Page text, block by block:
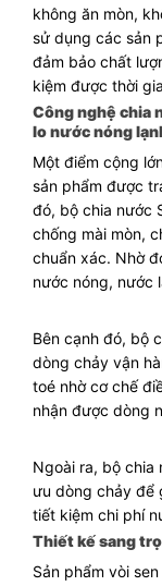
không ăn mòn,
sử dụng các sản
đảm bảo chất
kiệm được thời
Công nghệ chia
lo nước nóng
Một điểm cộng
sản phẩm được
đó, bộ chia nước
chống mài mòn,
chuẩn xác. Nhờ
nước nóng, nước
Bên cạnh đó, bộ
dòng chảy vận
toé nhờ cơ chế
nhận được dòng
Ngoài ra, bộ chia
ưu dòng chảy để
tiết kiệm chi phí
Thiết kế sang
Sản phẩm vòi